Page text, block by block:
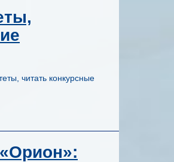
читать конкурсные